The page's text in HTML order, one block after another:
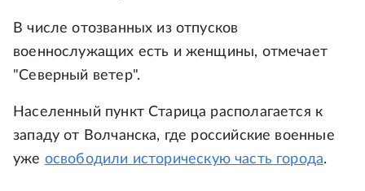
В числе отозванных из отпусков
военнослужащих есть и женщины, отмечает
"Северный ветер".
Населенный пункт Старица располагается к
западу от Волчанска, где российские военные
уже освободили историческую часть города.